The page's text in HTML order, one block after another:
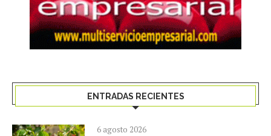
ENTRADAS RECIENTES
6 agosto 2026